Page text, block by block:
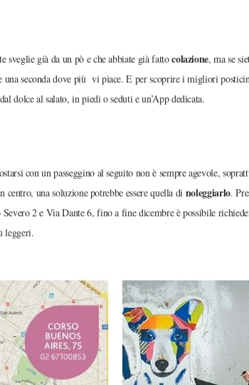
sveglie già da un pò e che abbiate già fattocolazione, ma se
una seconda dove più vi piace. E per scoprire i migliori
dolce al salato, in piedi o seduti e un’App dedicata.
con un passeggino al seguito non è sempre agevole,
una soluzione potrebbe essere quella di noleggiarlo.
2 e Via Dante 6, fino a fine dicembre è possibile
leggeri.